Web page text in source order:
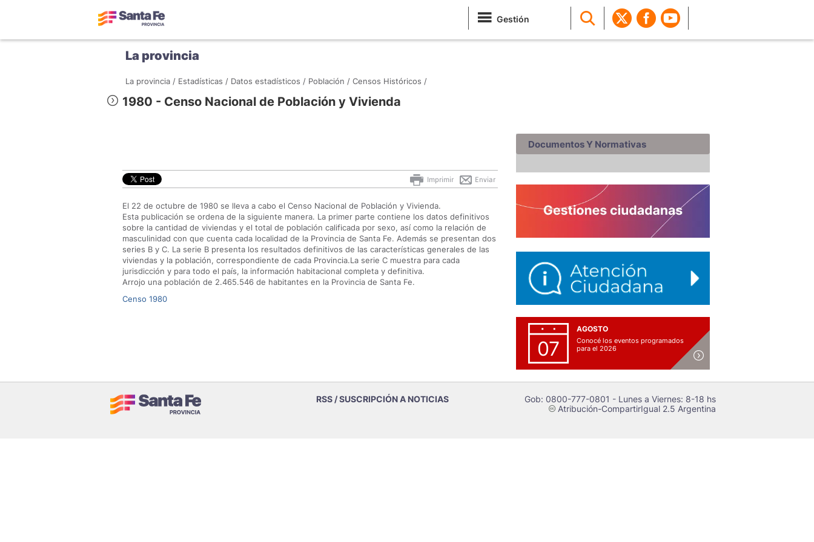
Gestión
La provincia
La provincia / Estadísticas / Datos estadísticos / Población / Censos Históricos /
1980 - Censo Nacional de Población y Vivienda
Enviar
Imprimir
El 22 de octubre de 1980 se lleva a cabo el Censo Nacional de Población y Vivienda.
Esta publicación se ordena de la siguiente manera. La primer parte contiene los datos definitivos
sobre la cantidad de viviendas y el total de población calificada por sexo, así como la relación de
masculinidad con que cuenta cada localidad de la Provincia de Santa Fe. Además se presentan dos
series B y C. La serie B presenta los resultados definitivos de las características generales de las
viviendas y la población, correspondiente de cada Provincia.La serie C muestra para cada
jurisdicción y para todo el país, la información habitacional completa y definitiva.
Arrojo una población de 2.465.546 de habitantes en la Provincia de Santa Fe.
Censo 1980
Documentos Y Normativas
07
AGOSTO
Conocé los eventos programados
para el 2026
RSS / SUSCRIPCIÓN A NOTICIAS Gob: 0800-777-0801 - Lunes a Viernes: 8-18 hs
cAtribución-CompartirIgual 2.5 Argentina